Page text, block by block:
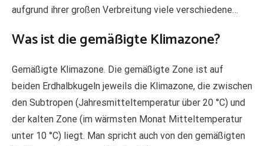
aufgrund ihrer großen Verbreitung viele verschiedene…
Was ist die gemäßigte Klimazone?
Gemäßigte Klimazone. Die gemäßigte Zone ist auf
beiden Erdhalbkugeln jeweils die Klimazone, die zwischen
den Subtropen (Jahresmitteltemperatur über 20 °C) und
der kalten Zone (im wärmsten Monat Mitteltemperatur
unter 10 °C) liegt. Man spricht auch von den gemäßigten